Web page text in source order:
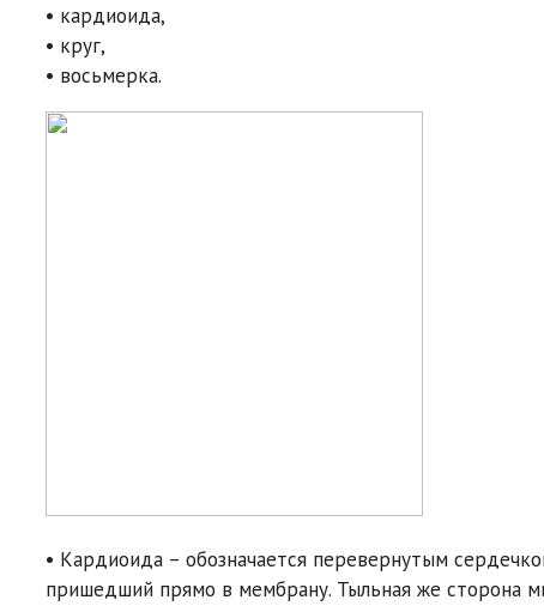
• кардиоида,
• круг,
• восьмерка.
• Кардиоида – обозначается перевернутым
пришедший прямо в мембрану. Тыльная же сторона